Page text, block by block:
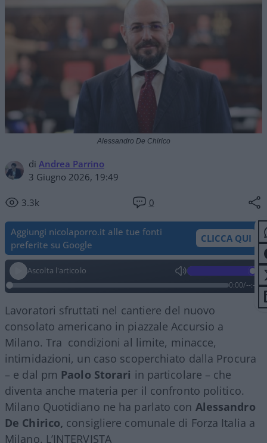
di Andrea Parrino
3 Giugno 2026, 19:49
3.3k 0
Alessandro De Chirico
Aggiungi nicolaporro.it alle tue fonti
preferite su Google
CLICCA QUI
Ascolta l'articolo
0:00/--:--
Lavoratori sfruttati nel cantiere del nuovo
consolato americano in piazzale Accursio a
Milano. Tra condizioni al limite, minacce,
intimidazioni, un caso scoperchiato dalla Procura
– e dal pm Paolo Storari in particolare – che
diventa anche materia per il confronto politico.
Milano Quotidiano ne ha parlato con Alessandro
De Chirico, consigliere comunale di Forza Italia a
Milano. L’INTERVISTA